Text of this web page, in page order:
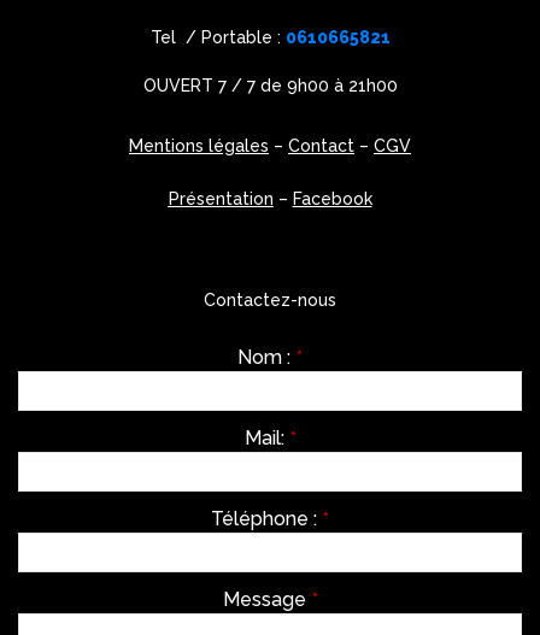
Tel / Portable : 0610665821
OUVERT 7 / 7 de 9h00 à 21h00
Mentions légales – Contact – CGV
Présentation – Facebook
Contactez-nous
Nom : *
Mail: *
Téléphone : *
Message *